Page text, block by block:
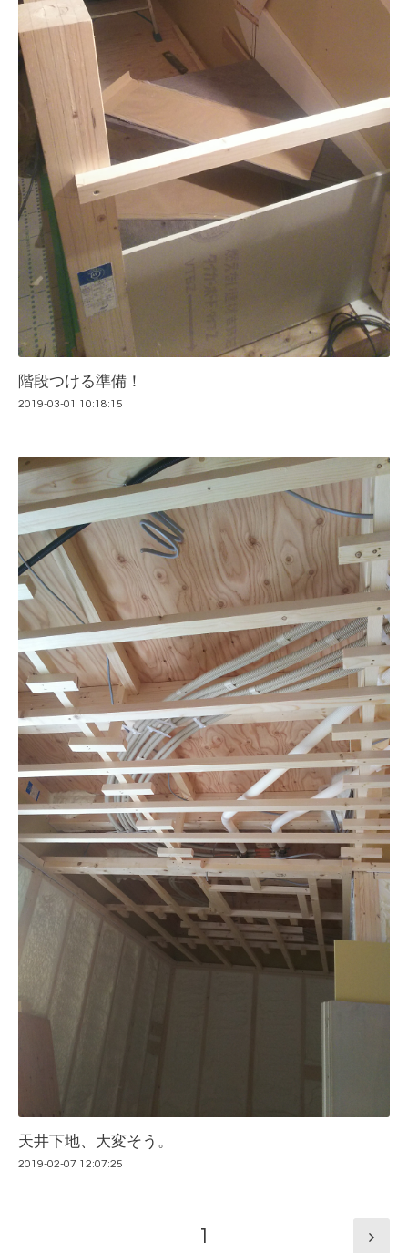
階段つける準備！
2019-03-01 10:18:15
天井下地、大変そう。
2019-02-07 12:07:25
1